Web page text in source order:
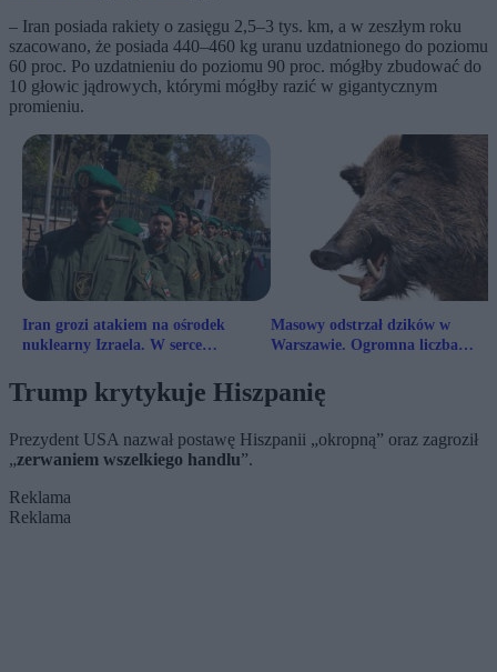
– Iran posiada rakiety o zasięgu 2,5–3 tys. km, a w zeszłym roku
szacowano, że posiada 440–460 kg uranu uzdatnionego do poziomu
60 proc. Po uzdatnieniu do poziomu 90 proc. mógłby zbudować do
10 głowic jądrowych, którymi mógłby razić w gigantycznym
promieniu.
Iran grozi atakiem na ośrodek
nuklearny Izraela. W serce
Masowy odstrzał dzików w
Warszawie. Ogromna liczba
Trump krytykuje Hiszpanię
Prezydent USA nazwał postawę Hiszpanii „okropną” oraz zagroził
„zerwaniem wszelkiego handlu”.
Reklama
Reklama